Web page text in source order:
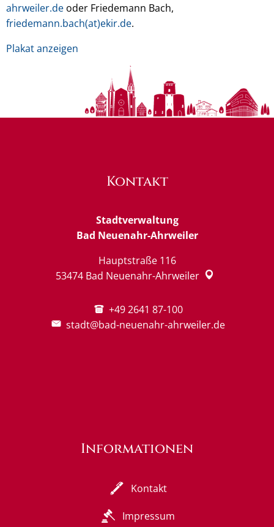
ahrweiler.de oder Friedemann Bach,
friedemann.bach(at)ekir.de.
Plakat anzeigen
Kontakt
Stadtverwaltung
Bad Neuenahr-Ahrweiler
Hauptstraße 116
53474 Bad Neuenahr-Ahrweiler
+49 2641 87-100
stadt@bad-neuenahr-ahrweiler.de
Informationen
Kontakt
Impressum